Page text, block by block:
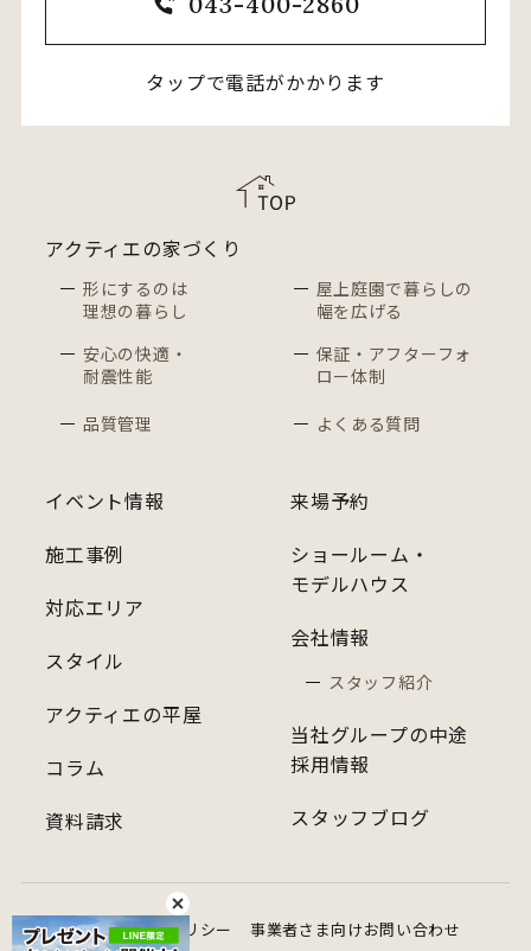
タップで電話がかかります
来場予約
ショールーム・
モデルハウス
会社情報
スタッフ紹介
当社グループの中途
採用情報
スタッフブログ
アクティエの家づくり
形にするのは
理想の暮らし
屋上庭園で暮らしの
幅を広げる
安心の快適・
耐震性能
保証・アフターフォ
ロー体制
品質管理
よくある質問
イベント情報
施工事例
対応エリア
スタイル
アクティエの平屋
コラム
資料請求
プライバシーポリシー 事業者さま向けお問い合わせ